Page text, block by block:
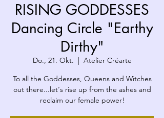
RISING GODDESSES
Dancing Circle "Earthy
Dirthy"
Do., 21. Okt.
  |
Atelier Créarte
To all the Goddesses, Queens and Witches
out there...let‘s rise up from the ashes and